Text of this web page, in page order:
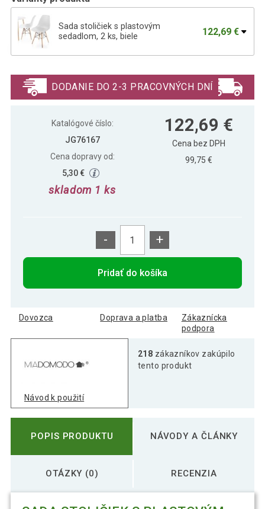
Sada stoličiek s plastovým
sedadlom, 2 ks, biele
122,69 €
ks, sivé
ks, žlté
137,69 €
DODANIE DO 2-3 PRACOVNÝCH DNÍ
Katalógové číslo:
JG76167
Cena dopravy od:
5,30 €
skladom 1 ks
122,69 €
Cena bez DPH
99,75 €
- +
Pridať do košíka
Dovozca Doprava a platba
Zákaznícka
podpora
Návod k použití
218 zákazníkov zakúpilo
tento produkt
POPIS PRODUKTU NÁVODY A ČLÁNKY
OTÁZKY (0) RECENZIA